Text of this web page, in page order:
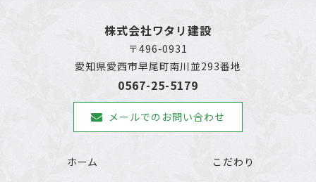
株式会社ワタリ建設
〒496-0931
愛知県愛西市早尾町南川並293番地
0567-25-5179
メールでのお問い合わせ
ホーム こだわり